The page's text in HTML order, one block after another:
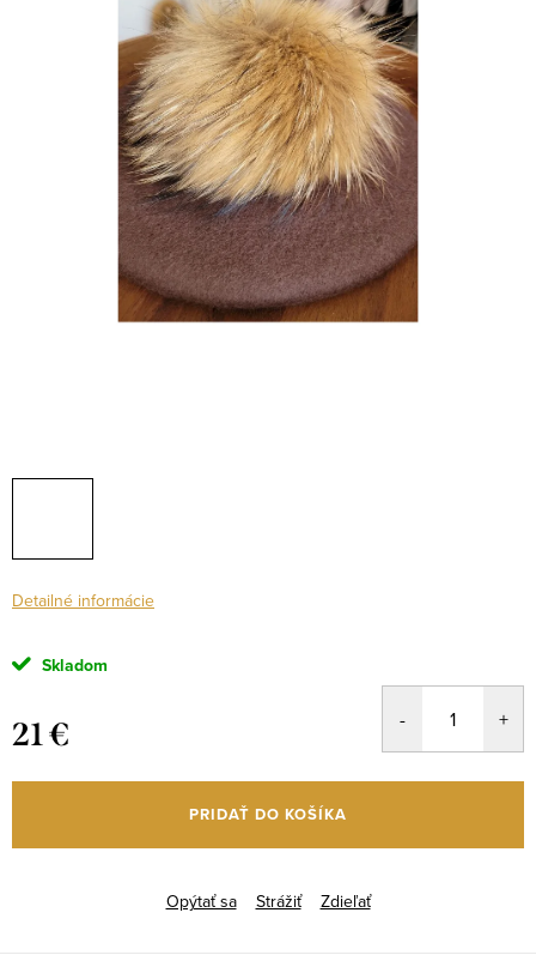
Detailné informácie
Skladom
21 €
cena:
PRIDAŤ DO KOŠÍKA
Opýtať sa Strážiť Zdieľať